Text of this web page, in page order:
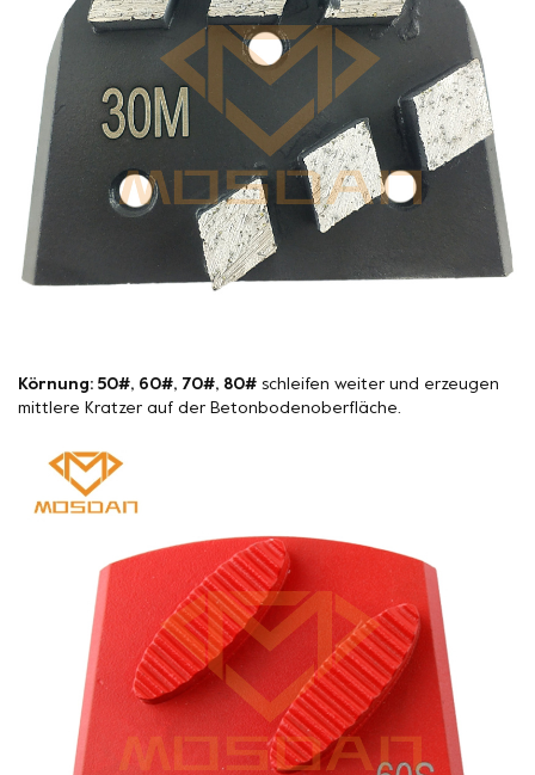
Körnung: 50#, 60#, 70#, 80# schleifen weiter und erzeugen
mittlere Kratzer auf der Betonbodenoberfläche.